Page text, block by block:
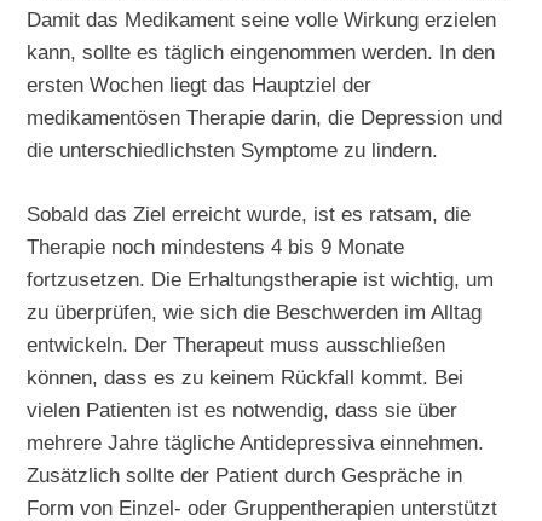
Damit das Medikament seine volle Wirkung erzielen
kann, sollte es täglich eingenommen werden. In den
ersten Wochen liegt das Hauptziel der
medikamentösen Therapie darin, die Depression und
die unterschiedlichsten Symptome zu lindern.
Sobald das Ziel erreicht wurde, ist es ratsam, die
Therapie noch mindestens 4 bis 9 Monate
fortzusetzen. Die Erhaltungstherapie ist wichtig, um
zu überprüfen, wie sich die Beschwerden im Alltag
entwickeln. Der Therapeut muss ausschließen
können, dass es zu keinem Rückfall kommt. Bei
vielen Patienten ist es notwendig, dass sie über
mehrere Jahre tägliche Antidepressiva einnehmen.
Zusätzlich sollte der Patient durch Gespräche in
Form von Einzel- oder Gruppentherapien unterstützt